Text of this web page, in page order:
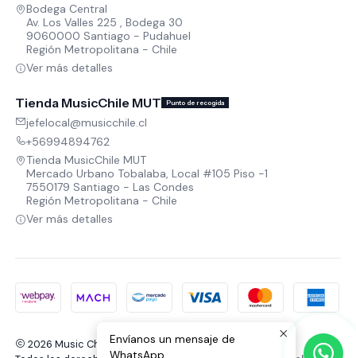
Bodega Central
Av. Los Valles 225 , Bodega 30
9060000 Santiago - Pudahuel
Región Metropolitana - Chile
Ver más detalles
Tienda MusicChile MUT Punto de recogida
jefelocal@musicchile.cl
+56994894762
Tienda MusicChile MUT
Mercado Urbano Tobalaba, Local #105 Piso -1
7550179 Santiago - Las Condes
Región Metropolitana - Chile
Ver más detalles
2026 Music Chile.Envíanos un mensaje de
WhatsApp